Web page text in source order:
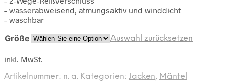
– wasserabweisend, atmungsaktiv und winddicht
– waschbar
Größe Auswahl zurücksetzen
inkl. MwSt.
Artikelnummer: n. a. Kategorien: Jacken, Mäntel